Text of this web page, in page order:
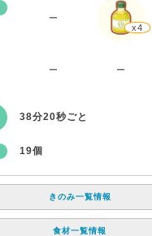
ー
x4
ー ー
38分20秒ごと
19個
きのみ一覧情報
食材一覧情報